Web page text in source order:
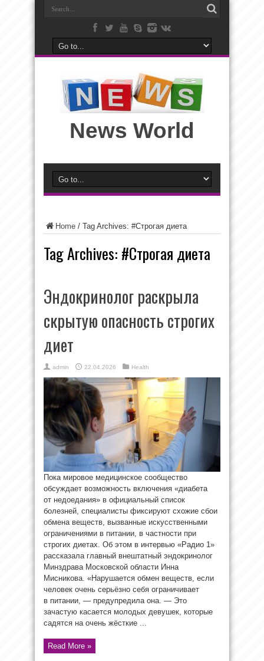
News World
Home / Tag Archives: #Строгая диета
Tag Archives: #Строгая диета
Эндокринолог раскрыла
скрытую опасность строгих
диет
admin 22.04.2026 Health
Пока мировое медицинское сообщество
обсуждает возможность включения «диабета
от недоедания» в официальный список
болезней, специалисты фиксируют схожие сбои
обмена веществ, вызванные искусственными
ограничениями в питании, в частности при
строгих диетах. Об этом в интервью «Радио 1»
рассказала главный внештатный эндокринолог
Минздрава Московской области Инна
Мисникова. «Нарушается обмен веществ, если
человек очень серьёзно себя ограничивает
в питании, — предупредила она. — Это
зачастую касается молодых девушек, которые
садятся на очень жёсткие ...
Read More »